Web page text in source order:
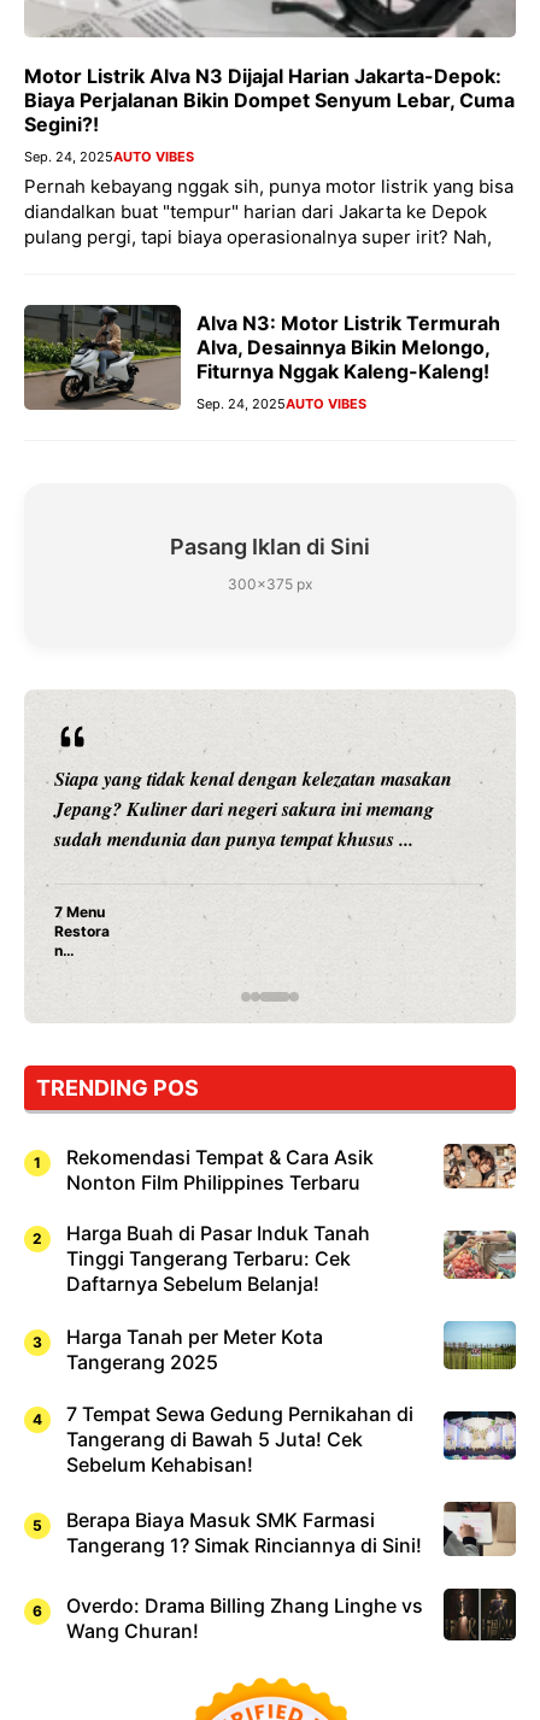
Motor Listrik Alva N3 Dijajal Harian Jakarta-Depok:
Biaya Perjalanan Bikin Dompet Senyum Lebar, Cuma
Segini?!
Sep. 24, 2025AUTO VIBES
Pernah kebayang nggak sih, punya motor listrik yang bisa
diandalkan buat "tempur" harian dari Jakarta ke Depok
pulang pergi, tapi biaya operasionalnya super irit? Nah,
Alva N3: Motor Listrik Termurah
Alva, Desainnya Bikin Melongo,
Fiturnya Nggak Kaleng-Kaleng!
Sep. 24, 2025AUTO VIBES
Pasang Iklan di Sini
300×375 px
Siapa yang tidak kenal dengan kelezatan masakan
Jepang? Kuliner dari negeri sakura ini memang
sudah mendunia dan punya tempat khusus ...
7 Menu
Restora
n
Jepang
Dicoba,
Cuma
Sushi!
TRENDING POS
Rekomendasi Tempat & Cara Asik
Nonton Film Philippines Terbaru
Harga Buah di Pasar Induk Tanah
Tinggi Tangerang Terbaru: Cek
Daftarnya Sebelum Belanja!
Harga Tanah per Meter Kota
Tangerang 2025
7 Tempat Sewa Gedung Pernikahan di
Tangerang di Bawah 5 Juta! Cek
Sebelum Kehabisan!
Berapa Biaya Masuk SMK Farmasi
Tangerang 1? Simak Rinciannya di Sini!
Overdo: Drama Billing Zhang Linghe vs
Wang Churan!